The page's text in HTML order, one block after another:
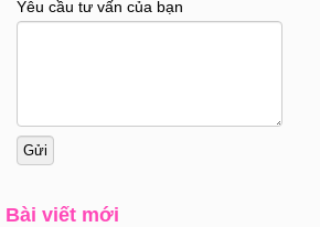
Yêu cầu tư vấn của bạn
Bài viết mới